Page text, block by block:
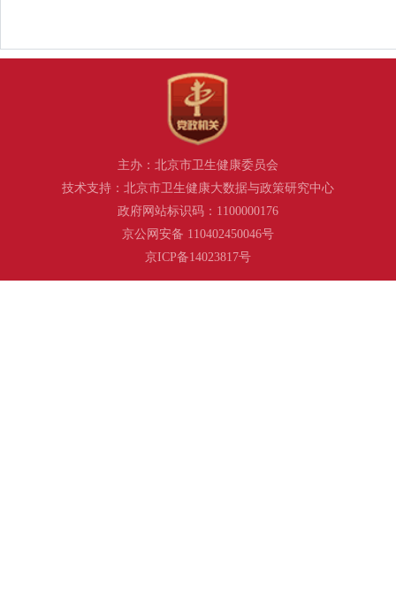
主办：北京市卫生健康委员会
技术支持：北京市卫生健康大数据与政策研究中心
政府网站标识码：1100000176
京公网安备 110402450046号
京ICP备14023817号